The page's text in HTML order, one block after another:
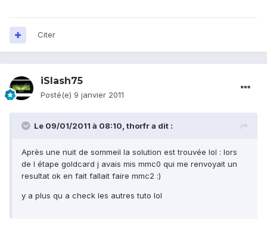
Citer
iSlash75
Posté(e) 9 janvier 2011
Le 09/01/2011 à 08:10, thorfr a dit :
Après une nuit de sommeil la solution est trouvée lol : lors
de l étape goldcard j avais mis mmc0 qui me renvoyait un
resultat ok en fait fallait faire mmc2 :)
y a plus qu a check les autres tuto lol